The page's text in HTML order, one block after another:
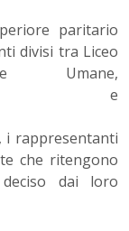
paritario
divisi tra Liceo
Umane,
e
i rappresentanti
che ritengono
dai loro